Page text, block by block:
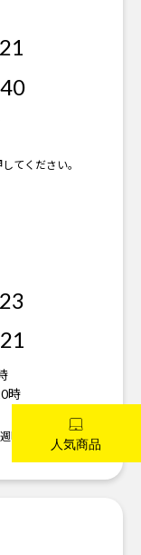
てください。
時
明けの対応になり